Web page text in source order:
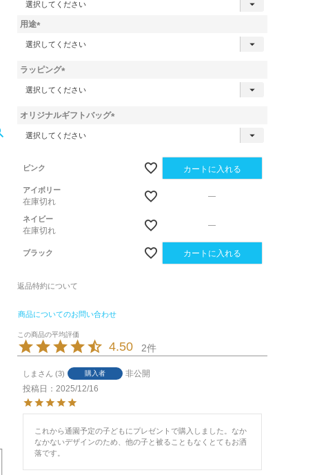
用途
(
須
ラッピング
須
オリジナルギフトバッグ
ピンク カートに入れる
アイボリー
在庫切れ
—
ネイビー
在庫切れ
—
ブラック カートに入れる
返品特約について
商品についてのお問い合わせ
4.50 2
しま 3 購入者
非公開
投稿日
2025/12/16
これから通園予定の子どもにプレゼントで購入しました。なか
なかないデザインのため、他の子と被ることもなくとてもお洒
落です。